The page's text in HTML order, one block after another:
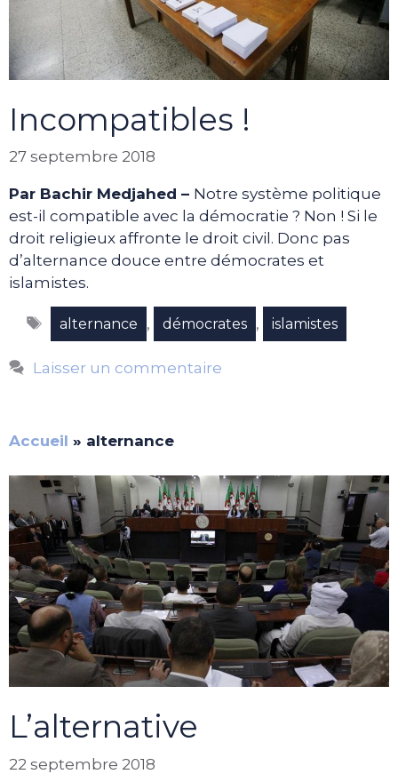
Incompatibles !
27 septembre 2018
Par Bachir Medjahed – Notre système politique
est-il compatible avec la démocratie ? Non ! Si le
droit religieux affronte le droit civil. Donc pas
d’alternance douce entre démocrates et
islamistes.
Étiquettes
alternance , démocrates , islamistes
Laisser un commentaire
Accueil » alternance
L’alternative
22 septembre 2018